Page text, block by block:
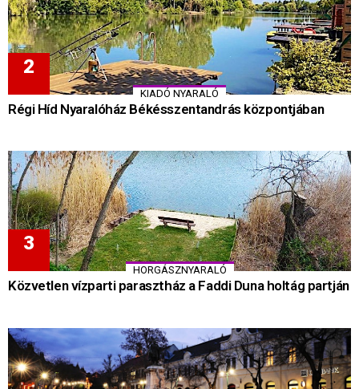
KIADÓ NYARALÓ
Régi Híd Nyaralóház Békésszentandrás központjában
HORGÁSZNYARALÓ
Közvetlen vízparti parasztház a Faddi Duna holtág partján